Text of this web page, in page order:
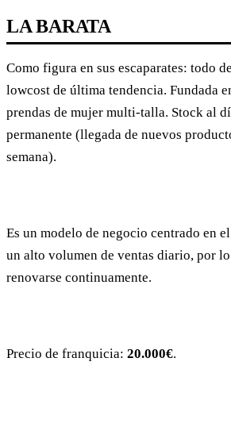
LA BARATA
Como figura en sus escaparates: todo
lowcost de última tendencia. Fundada
prendas de mujer multi-talla. Stock al
permanente (llegada de nuevos
semana).
Es un modelo de negocio centrado en
un alto volumen de ventas diario, por lo
renovarse continuamente.
Precio de franquicia: 20.000€.